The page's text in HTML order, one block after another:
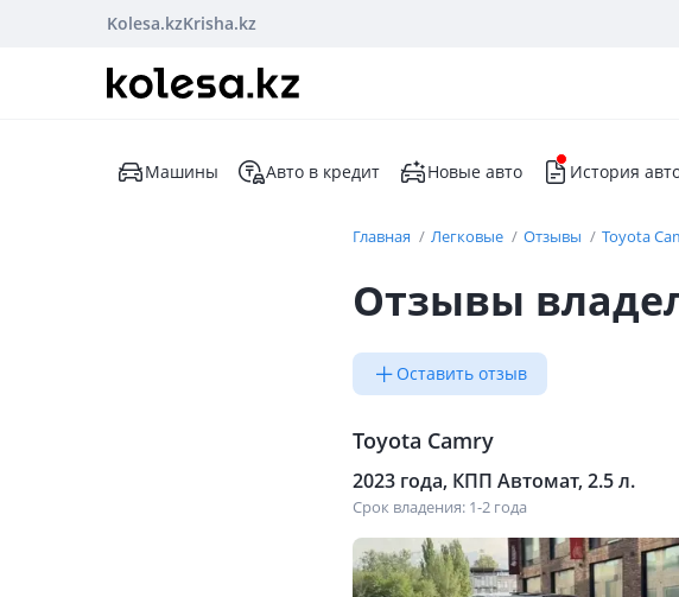
Kolesa.kzKrisha.kz
Машины Авто в кредит Новые авто История
Главная Легковые Отзывы Toyota
Отзывы
Оставить отзыв
Toyota Camry
2023 года, КПП Автомат, 2.5 л.
Срок владения: 1-2 года